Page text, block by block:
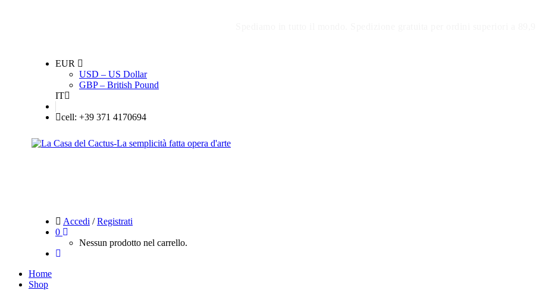
EUR
USD – US Dollar
GBP – British Pound
IT
cell: +39 371 4170694
Accedi /Registrati
0
Nessun prodotto nel carrello.
Home
Shop